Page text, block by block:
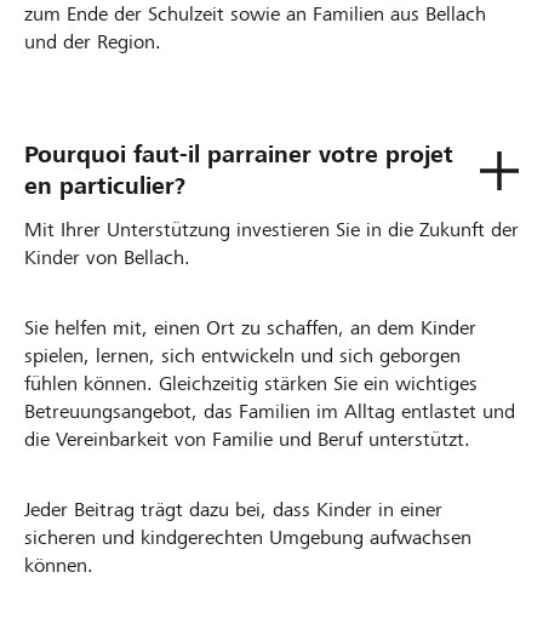
zum Ende der Schulzeit sowie an Familien aus Bellach
und der Region.
Pourquoi faut-il parrainer votre projet
en particulier?
Mit Ihrer Unterstützung investieren Sie in die Zukunft der
Kinder von Bellach.
Sie helfen mit, einen Ort zu schaffen, an dem Kinder
spielen, lernen, sich entwickeln und sich geborgen
fühlen können. Gleichzeitig stärken Sie ein wichtiges
Betreuungsangebot, das Familien im Alltag entlastet und
die Vereinbarkeit von Familie und Beruf unterstützt.
Jeder Beitrag trägt dazu bei, dass Kinder in einer
sicheren und kindgerechten Umgebung aufwachsen
können.